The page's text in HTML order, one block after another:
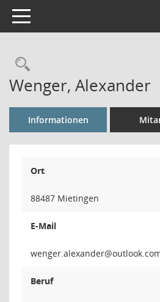
Toggle navigation
Rechercheauswahl
Wenger, Alexander
Informationen
Ort
88487 Mietingen
E-Mail
rednaxel
Beruf